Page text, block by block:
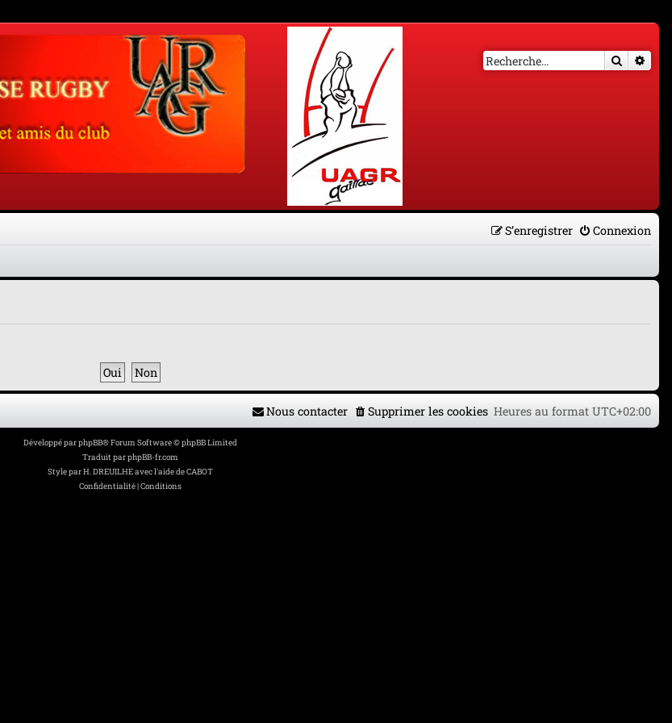
Connexion
S’enregistrer
Heures au format UTC+02:00
Supprimer les cookies
Nous contacter
Développé parphpBB® Forum Software © phpBB Limited
Traduit parphpBB-fr.com
Style parH. DREUILHE avec l'aide de CABOT
Confidentialité|Conditions